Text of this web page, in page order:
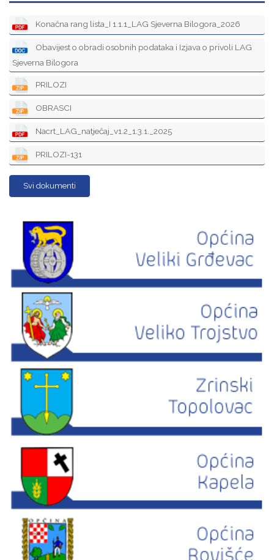
Konačna rang lista_I 1.1.1_LAG Sjeverna Bilogora_2026
Obavijest o obradi osobnih podataka i Izjava o privoli LAG
Sjeverna Bilogora
PRILOZI
OBRASCI
Nacrt_LAG_natječaj_v1.2_1.3.1._2025
PRILOZI-131
Svi dokumenti